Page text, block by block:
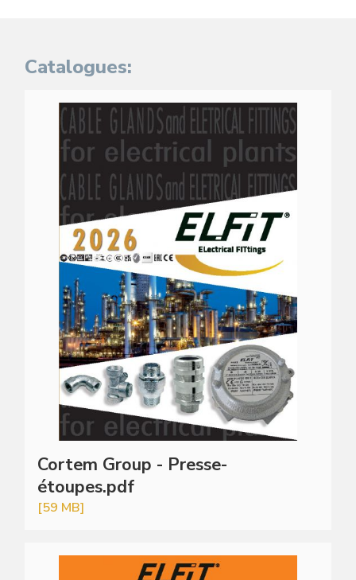
Catalogues:
Cortem Group - Presse-
étoupes.pdf
[59 MB]